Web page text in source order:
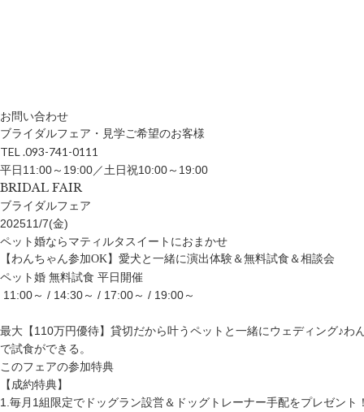
お問い合わせ
ブライダルフェア・見学ご希望のお客様
TEL .093-741-0111
平日11:00～19:00／土日祝10:00～19:00
BRIDAL FAIR
ブライダルフェア
202511/7(金)
ペット婚ならマティルタスイートにおまかせ
【わんちゃん参加OK】愛犬と一緒に演出体験＆無料試食＆相談会
ペット婚 無料試食 平日開催
11:00～ / 14:30～ / 17:00～ / 19:00～
最大【110万円優待】貸切だから叶うペットと一緒にウェディング♪
で試食ができる。
このフェアの参加特典
【成約特典】
1.毎月1組限定でドッグラン設営＆ドッグトレーナー手配をプレゼント